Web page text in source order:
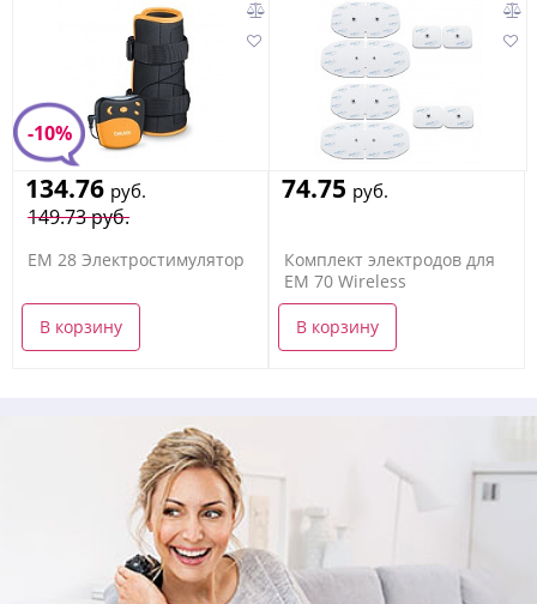
-10%
149.73 руб.
134.76 руб.
EM 28 Электростимулятор
В корзину
74.75 руб.
Комплект электродов для
EM 70 Wireless
В корзину